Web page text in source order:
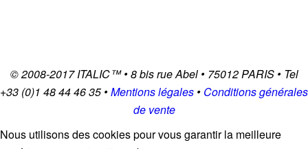
© 2008-2017ITALIC™ • 8 bis rue Abel • 75012 PARIS • Tel
+33 (0)1 48 44 46 35 •Mentions légales • Conditions générales
de vente
Nous utilisons des cookies pour vous garantir la meilleure